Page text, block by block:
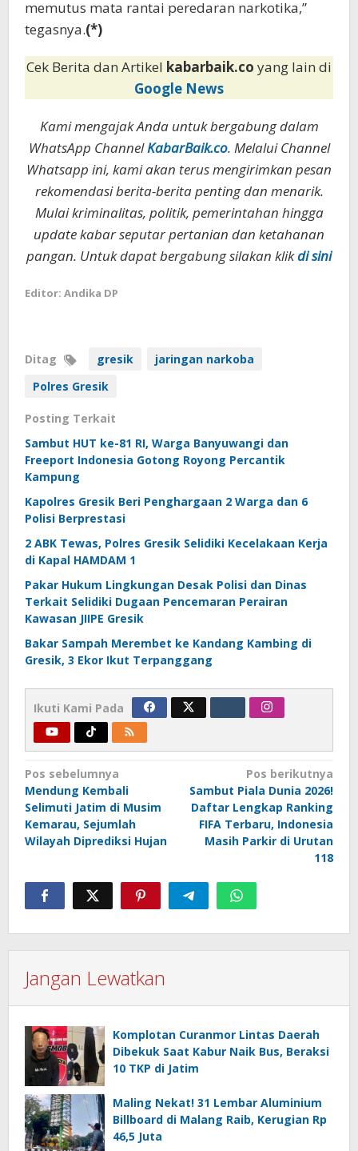
memutus mata rantai peredaran narkotika,”
tegasnya.(*)
Cek Berita dan Artikel kabarbaik.co yang lain di
Google News
Kami mengajak Anda untuk bergabung dalam
WhatsApp ChannelKabarBaik.co. Melalui Channel
Whatsapp ini, kami akan terus mengirimkan pesan
rekomendasi berita-berita penting dan menarik.
Mulai kriminalitas, politik, pemerintahan hingga
update kabar seputar pertanian dan ketahanan
pangan. Untuk dapat bergabung silakan klikdi sini
Editor: Andika DP
Ditag gresik
jaringan narkoba
Polres Gresik
Posting Terkait
Sambut HUT ke-81 RI, Warga Banyuwangi dan
Freeport Indonesia Gotong Royong Percantik
Kampung
Kapolres Gresik Beri Penghargaan 2 Warga dan 6
Polisi Berprestasi
2 ABK Tewas, Polres Gresik Selidiki Kecelakaan Kerja
di Kapal HAMDAM 1
Pakar Hukum Lingkungan Desak Polisi dan Dinas
Terkait Selidiki Dugaan Pencemaran Perairan
Kawasan JIIPE Gresik
Bakar Sampah Merembet ke Kandang Kambing di
Gresik, 3 Ekor Ikut Terpanggang
Ikuti Kami Pada
Navigasi
pos
Pos sebelumnya
Mendung Kembali
Selimuti Jatim di Musim
Kemarau, Sejumlah
Wilayah Diprediksi Hujan
Pos berikutnya
Sambut Piala Dunia 2026!
Daftar Lengkap Ranking
FIFA Terbaru, Indonesia
Masih Parkir di Urutan
118
Jangan Lewatkan
Komplotan Curanmor Lintas Daerah
Dibekuk Saat Kabur Naik Bus, Beraksi
10 TKP di Jatim
Maling Nekat! 31 Lembar Aluminium
Billboard di Malang Raib, Kerugian Rp
46,5 Juta